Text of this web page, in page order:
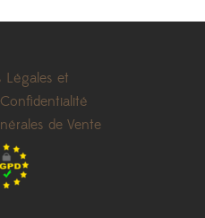
Légales et
de Vente